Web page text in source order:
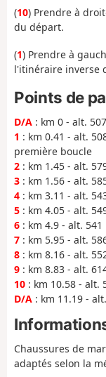
(10) Prendre à
du départ.
(1) Prendre à
l'itinéraire inverse
Points de
D/A : km 0 - alt.
1 : km 0.41 - alt.
première boucle
2 : km 1.45 - alt.
3 : km 1.56 - alt.
4 : km 3.11 - alt.
5 : km 4.05 - alt.
6 : km 4.9 - alt.
7 : km 5.95 - alt.
8 : km 8.16 - alt.
9 : km 8.83 - alt.
10 : km 10.58 - alt.
D/A : km 11.19 -
Chaussures de
adaptés selon la